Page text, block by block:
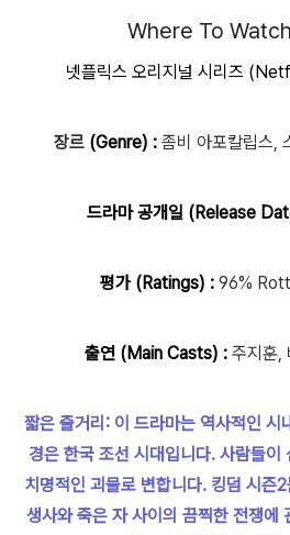
Where To
넷플릭스 오리지널 시리즈
장르 (Genre) : 좀비 아포칼립스,
드라마 공개일 (Release
평가 (Ratings) :96%
출연 (Main Casts) : 주지훈,
짧은 줄거리 : 이 드라마는 역사적인 시
경은 한국 조선 시대입니다. 사람들이
치명적인 괴물로 변합니다. 킹덤 시즌
생사와 죽은 자 사이의 끔찍한 전쟁에